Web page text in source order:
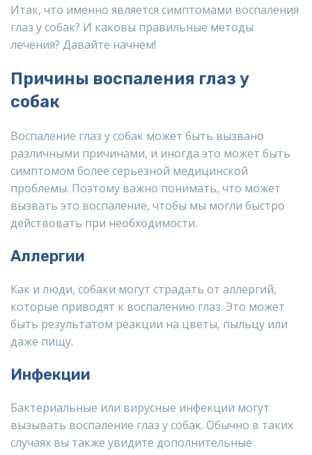
Итак, что именно является симптомами воспаления
глаз у собак? И каковы правильные методы
лечения? Давайте начнем!
Причины воспаления глаз у
собак
Воспаление глаз у собак может быть вызвано
различными причинами, и иногда это может быть
симптомом более серьезной медицинской
проблемы. Поэтому важно понимать, что может
вызвать это воспаление, чтобы мы могли быстро
действовать при необходимости.
Аллергии
Как и люди, собаки могут страдать от аллергий,
которые приводят к воспалению глаз. Это может
быть результатом реакции на цветы, пыльцу или
даже пищу.
Инфекции
Бактериальные или вирусные инфекции могут
вызывать воспаление глаз у собак. Обычно в таких
случаях вы также увидите дополнительные